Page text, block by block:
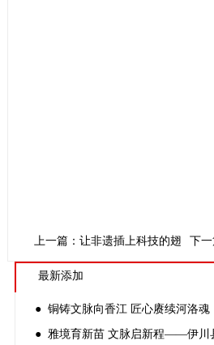
上一篇：让非遗插上科技的翅膀：
下
最新添加
● 铜铸文脉向香江 匠心赓续河洛魂